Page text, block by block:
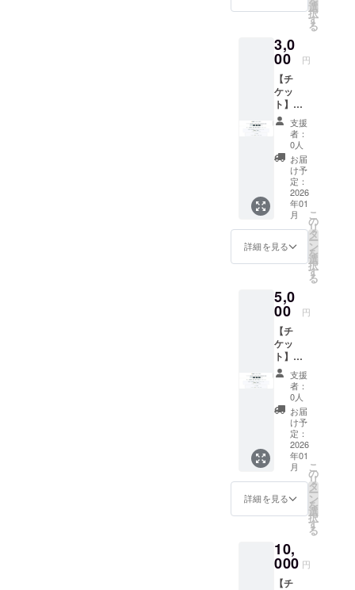
選
択
す
る
3,0
00 円
【チ
ケッ
ト】
クーポ
ン1000
円分
（1000
円×1
枚） ・
サイト
内での
お買い
物にご
利用い
ただけ
ます。1
の利用
が可能
です。
・現金
への交
換はで
きませ
ん。お
つりは
でませ
ん。 ・
β版リ
リース
時にお
渡しい
たしま
す。ス
ファン
ディン
グで支
援をし
支援
者：
0人
お届
け予
定：
2026
年01
月
詳細を見る
こ
の
リ
タ
ー
ン
を
選
択
す
る
5,0
00 円
【チ
ケッ
ト】
クーポ
ン1000
円分
（1000
円×2
枚） ・
作者支
援やサ
イト内
でのお
買い物
にご利
用いた
す。1枚
ずつの
利用が
可能で
支援
者：
0人
お届
け予
定：
2026
年01
月
詳細を見る
こ
の
リ
タ
ー
ン
を
選
択
す
る
10,
000 円
【チ